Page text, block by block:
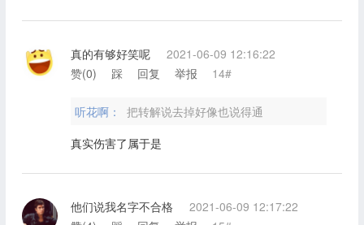
真的有够好笑呢
2021-06-09 12:16:22
赞(0) 踩 回复 举报 14#
听花啊：
把转解说去掉好像也说得通
真实伤害了属于是
他们说我名字不合格
2021-06-09 12:17:22